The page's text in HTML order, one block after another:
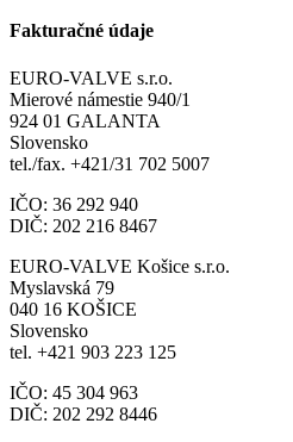
Fakturačné údaje
EURO-VALVE s.r.o.
Mierové námestie 940/1
924 01 GALANTA
Slovensko
tel./fax. +421/31 702 5007
IČO: 36 292 940
DIČ: 202 216 8467
EURO-VALVE Košice s.r.o.
Myslavská 79
040 16 KOŠICE
Slovensko
tel. +421 903 223 125
IČO: 45 304 963
DIČ: 202 292 8446